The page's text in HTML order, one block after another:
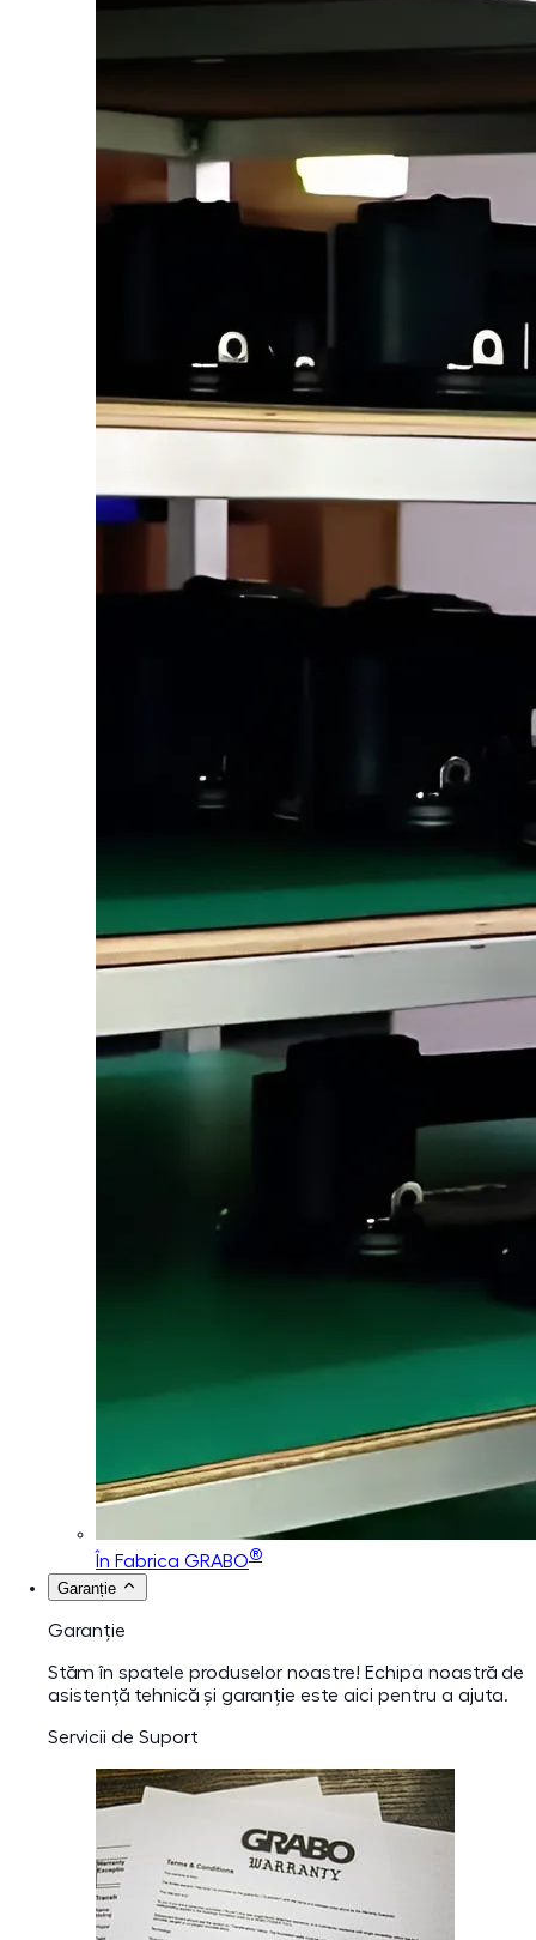
În Fabrica GRABO®
Garanție
Garanție
Stăm în spatele produselor noastre! Echipa noastră de
asistență tehnică și garanție este aici pentru a ajuta.
Servicii de Suport